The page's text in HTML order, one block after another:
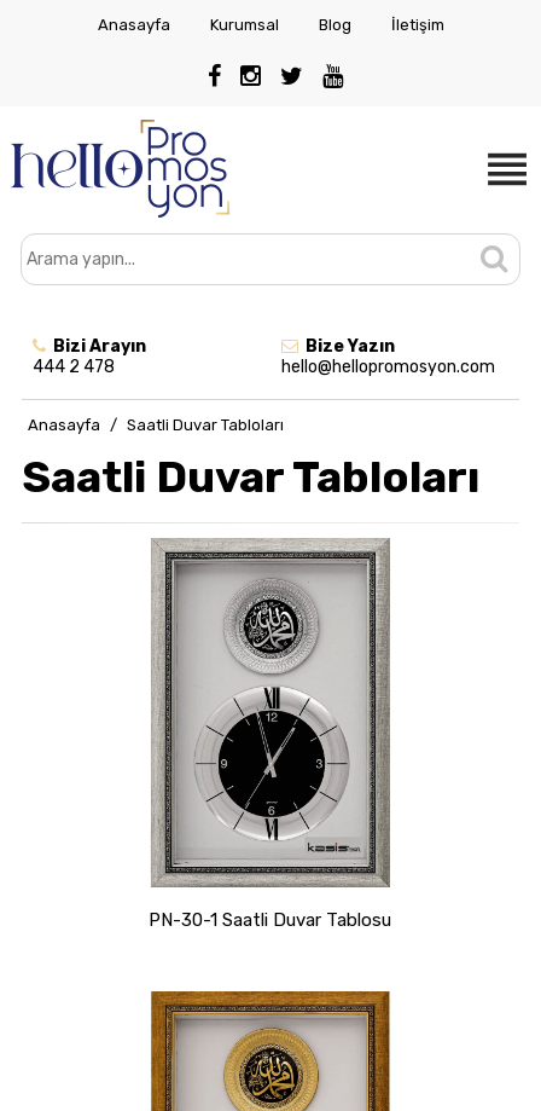
Anasayfa Kurumsal Blog İletişim
Bizi Arayın
444 2 478
Bize Yazın
hello@hellopromosyon.com
Anasayfa / Saatli Duvar Tabloları
Saatli Duvar Tabloları
PN-30-1 Saatli Duvar Tablosu